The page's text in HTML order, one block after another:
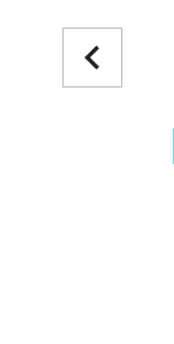
navigate_before